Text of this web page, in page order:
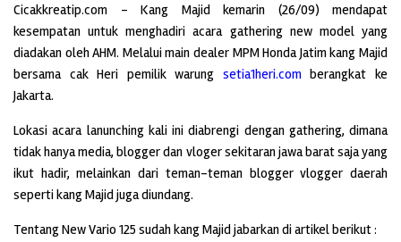
Cicakkreatip.com – Kang Majid kemarin (26/09) mendapat
kesempatan untuk menghadiri acara gathering new model yang
diadakan oleh AHM. Melalui main dealer MPM Honda Jatim kang Majid
bersama cak Heri pemilik warung setia1heri.comberangkat ke
Jakarta.
Lokasi acara lanunching kali ini diabrengi dengan gathering, dimana
tidak hanya media, blogger dan vloger sekitaran jawa barat saja yang
ikut hadir, melainkan dari teman-teman blogger vlogger daerah
seperti kang Majid juga diundang.
Tentang New Vario 125 sudah kang Majid jabarkan di artikel berikut :